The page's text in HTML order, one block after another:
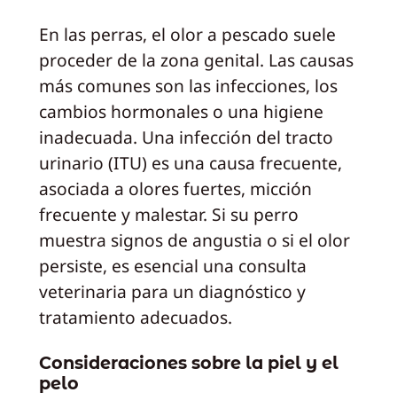
En las perras, el olor a pescado suele
proceder de la zona genital. Las causas
más comunes son las infecciones, los
cambios hormonales o una higiene
inadecuada. Una infección del tracto
urinario (ITU) es una causa frecuente,
asociada a olores fuertes, micción
frecuente y malestar. Si su perro
muestra signos de angustia o si el olor
persiste, es esencial una consulta
veterinaria para un diagnóstico y
tratamiento adecuados.
Consideraciones sobre la piel y el
pelo